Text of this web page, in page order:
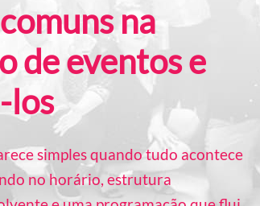
na
de eventos e
los
simples quando tudo acontece
no horário, estrutura